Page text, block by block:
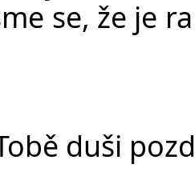
se, že je
duši